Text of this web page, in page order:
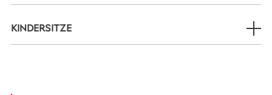
KINDERSITZE